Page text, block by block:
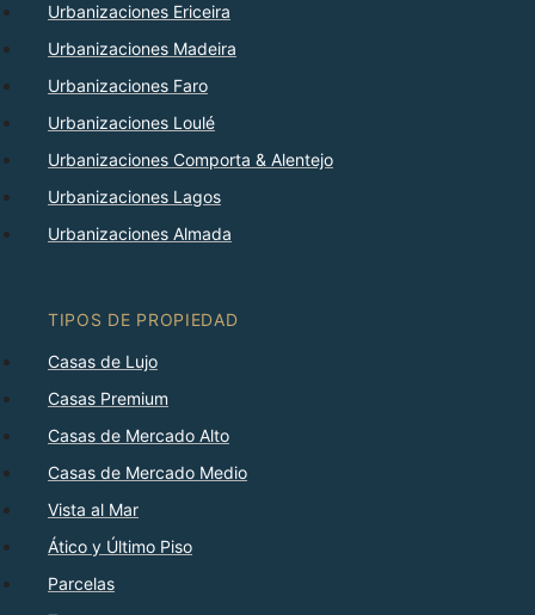
Urbanizaciones Ericeira
Urbanizaciones Madeira
Urbanizaciones Faro
Urbanizaciones Loulé
Urbanizaciones Comporta & Alentejo
Urbanizaciones Lagos
Urbanizaciones Almada
TIPOS DE PROPIEDAD
Casas de Lujo
Casas Premium
Casas de Mercado Alto
Casas de Mercado Medio
Vista al Mar
Ático y Último Piso
Parcelas